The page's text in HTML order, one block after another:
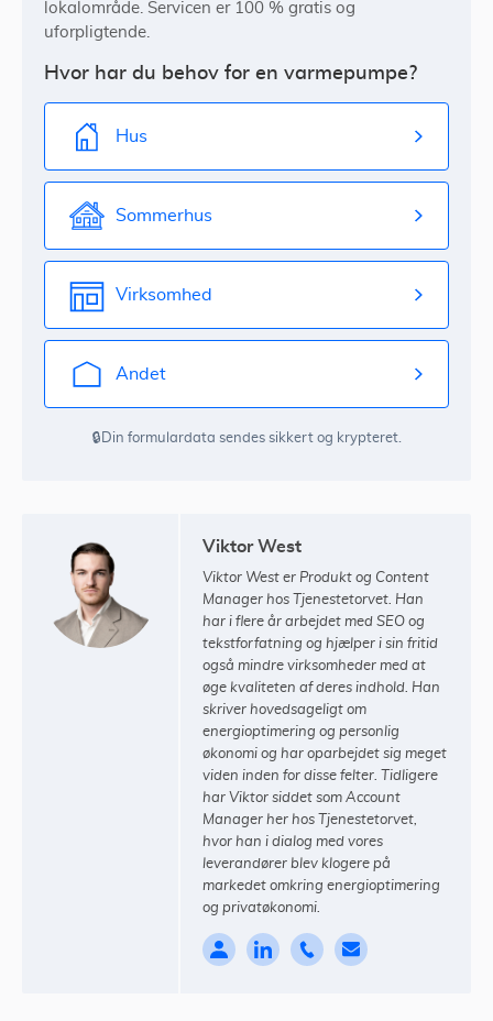
lokalområde. Servicen er 100 % gratis og
uforpligtende.
Hvor har du behov for en varmepumpe?
Hus
Sommerhus
Virksomhed
Andet
🔒Din formulardata sendes sikkert og krypteret.
Viktor West
Viktor West er Produkt og Content
Manager hos Tjenestetorvet. Han
har i flere år arbejdet med SEO og
tekstforfatning og hjælper i sin fritid
også mindre virksomheder med at
øge kvaliteten af deres indhold. Han
skriver hovedsageligt om
energioptimering og personlig
økonomi og har oparbejdet sig meget
viden inden for disse felter. Tidligere
har Viktor siddet som Account
Manager her hos Tjenestetorvet,
hvor han i dialog med vores
leverandører blev klogere på
markedet omkring energioptimering
og privatøkonomi.